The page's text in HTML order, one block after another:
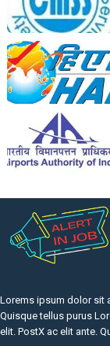
Lorems ipsum dolor sit
Quisque tellus purus
elit. PostX ac elit ante.